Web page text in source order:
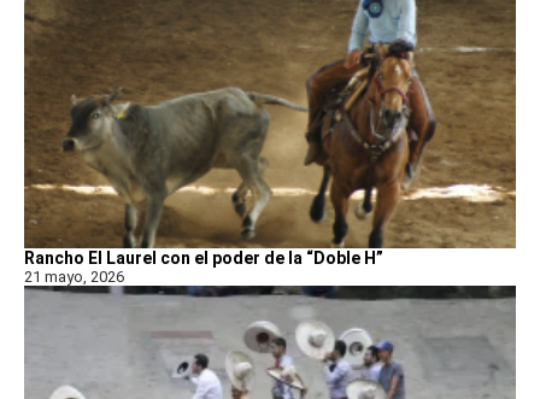
Rancho El Laurel con el poder de la “Doble H”
21 mayo, 2026